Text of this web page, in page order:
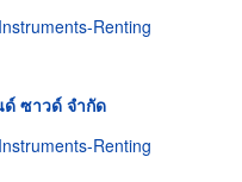
Renting
ซาวด์ จำกัด
Renting